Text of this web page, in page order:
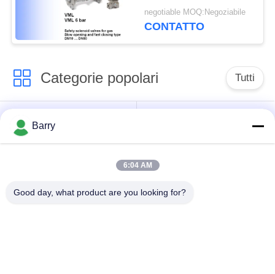
Elektrogas alla
dimensione DN80
negotiable MOQ:Negoziabile
CONTATTO
Categorie popolari Tutti
Regolatore di
pressione del gas
differenziale
DSC
Barry
6:04 AM
Good day, what product are you looking for?